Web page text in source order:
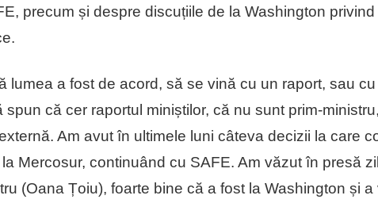
precum și despre discuțiile de la Washington privind
lumea a fost de acord, să se vină cu un raport, sau cu
că cer raportul miniștilor, că nu sunt prim-
Am avut în ultimele luni câteva decizii la care
Mercosur, continuând cu SAFE. Am văzut în presă
(Oana Țoiu), foarte bine că a fost la Washington și a